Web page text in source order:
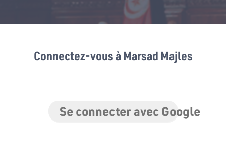
Connectez-vous à Marsad Majles
Se connecter avec Google